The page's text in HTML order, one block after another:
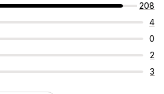
208
4
0
2
3